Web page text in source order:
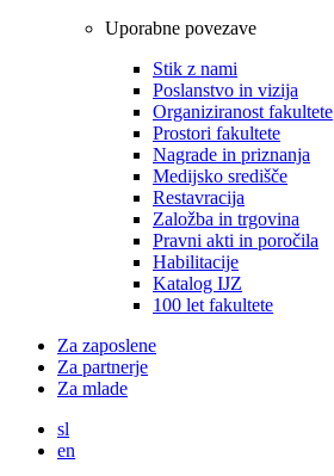
Uporabne povezave
Stik z nami
Poslanstvo in vizija
Organiziranost fakultete
Prostori fakultete
Nagrade in priznanja
Medijsko središče
Restavracija
Založba in trgovina
Pravni akti in poročila
Habilitacije
Katalog IJZ
100 let fakultete
Za zaposlene
Za partnerje
Za mlade
sl
en